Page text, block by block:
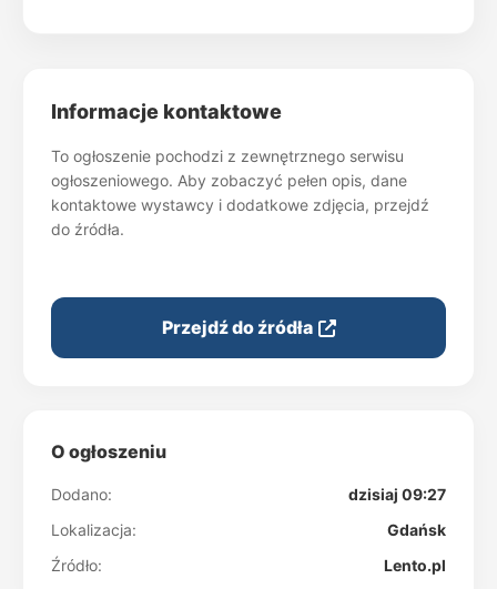
Informacje kontaktowe
To ogłoszenie pochodzi z zewnętrznego serwisu
ogłoszeniowego. Aby zobaczyć pełen opis, dane
kontaktowe wystawcy i dodatkowe zdjęcia, przejdź
do źródła.
Przejdź do źródła
O ogłoszeniu
Dodano:
dzisiaj 09:27
Lokalizacja:
Gdańsk
Źródło:
Lento.pl